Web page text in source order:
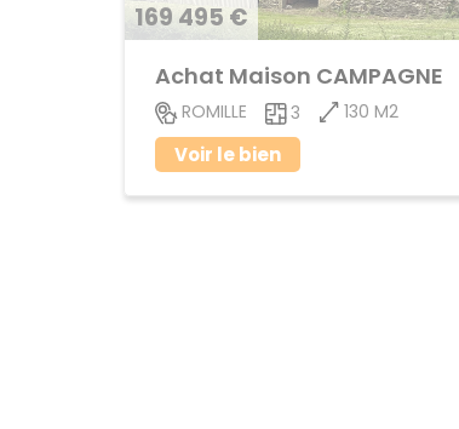
169 495 €
Achat Maison CAMPAGNE
ROMILLE 3 130 M2
Voir le bien